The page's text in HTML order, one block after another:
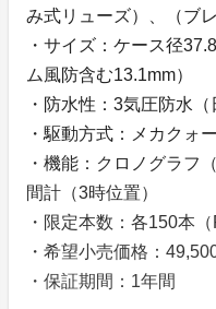
み式リューズ）、（ブ
・サイズ：ケース径
ム風防含む13.1mm）
・防水性：3気圧防水（
・駆動方式：メカクォ
・機能：クロノグラフ
間計（3時位置）
・限定本数：各150本
・希望小売価格：
・保証期間：1年間